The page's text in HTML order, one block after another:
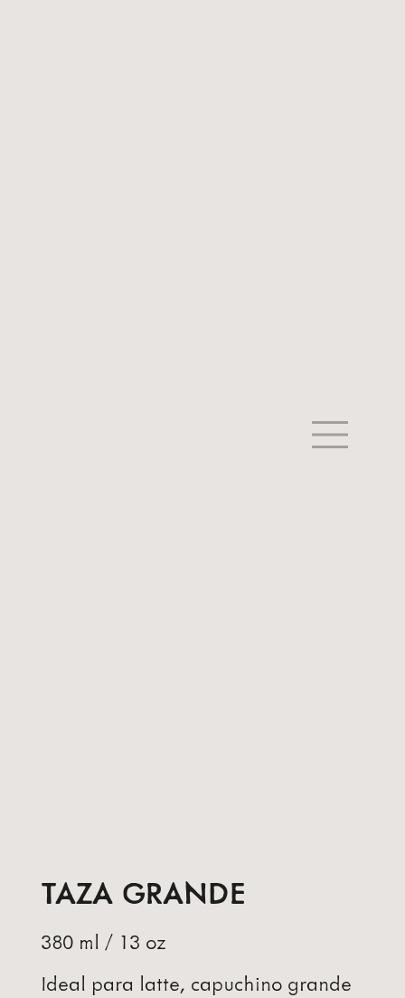
TAZA GRANDE
380 ml / 13 oz
Ideal para latte, capuchino grande